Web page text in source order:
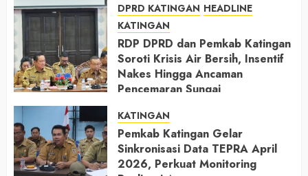
DPRD KATINGAN HEADLINE
KATINGAN
RDP DPRD dan Pemkab Katingan
Soroti Krisis Air Bersih, Insentif
Nakes Hingga Ancaman
Pencemaran Sungai
KATINGAN
Pemkab Katingan Gelar
Sinkronisasi Data TEPRA April
2026, Perkuat Monitoring